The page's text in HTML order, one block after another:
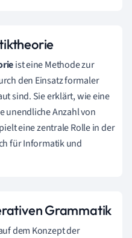
ist eine Methode zur
den Einsatz formaler
sind. Sie erklärt, wie eine
unendliche Anzahl von
eine zentrale Rolle in der
für Informatik und
Grammatik
dem Konzept der